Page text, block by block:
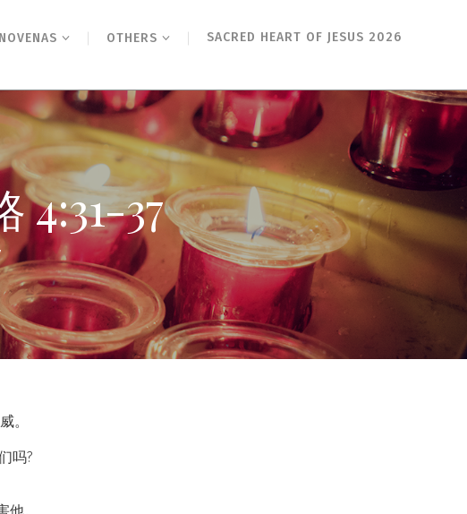
OTHERS SACRED HEART OF JESUS 2026
4:31-37
。
吗?